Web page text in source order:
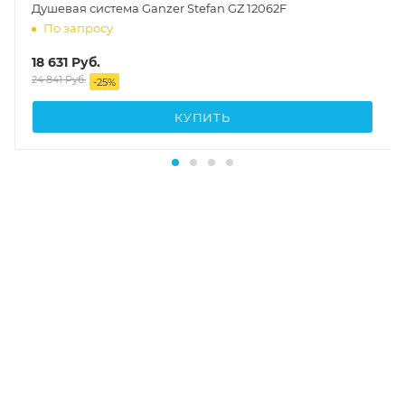
Душевая система Ganzer Stefan GZ 12062F
По запросу
18 631 Руб.
24 841Руб. -25%
КУПИТЬ